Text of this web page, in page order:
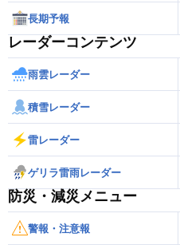
長期予報
レーダーコンテンツ
雨雲レーダー
積雪レーダー
雷レーダー
ゲリラ雷雨レーダー
防災・減災メニュー
警報・注意報